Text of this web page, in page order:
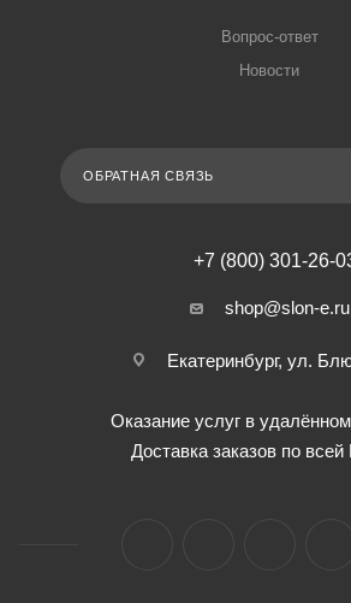
Вопрос-ответ
Новости
ОБРАТНАЯ СВЯЗЬ
+7 (800) 301-26-
shop@slon-e.ru
Екатеринбург, ул.
Оказание услуг в
Доставка заказов по всей